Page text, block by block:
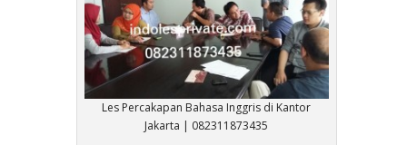
Les Percakapan Bahasa Inggris di Kantor
Jakarta | 082311873435